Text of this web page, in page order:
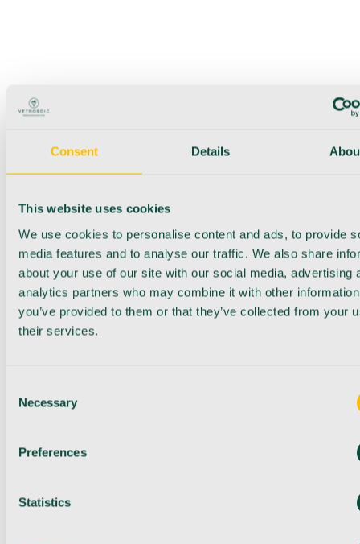
Consent Details
This website uses cookies
We use cookies to personalise content and ads, to provide
media features and to analyse our traffic. We also share
about your use of our site with our social media, advertising
analytics partners who may combine it with other
you’ve provided to them or that they’ve collected from your
their services.
Selection
Necessary
Preferences
Statistics